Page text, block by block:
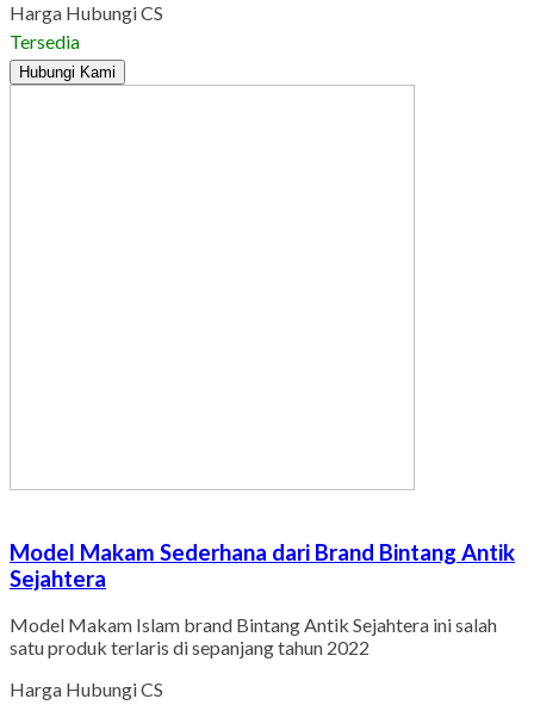
Harga Hubungi CS
Tersedia
Hubungi Kami
Model Makam Sederhana dari Brand Bintang Antik
Sejahtera
Model Makam Islam brand Bintang Antik Sejahtera ini salah
satu produk terlaris di sepanjang tahun 2022
Harga Hubungi CS